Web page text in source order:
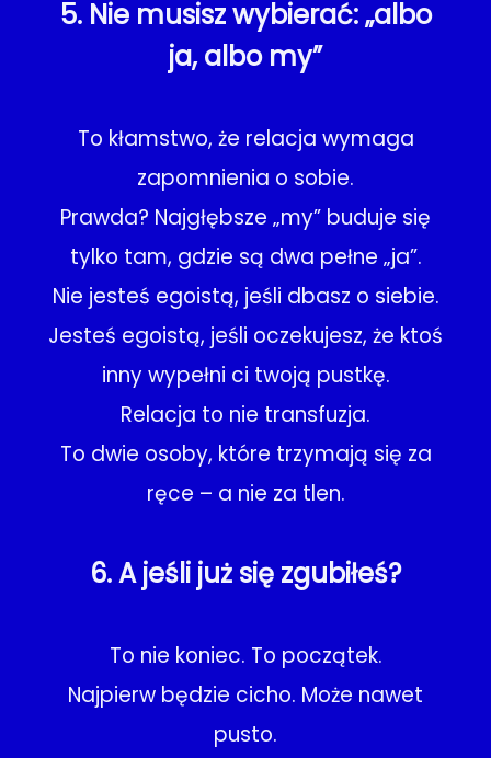
5. Nie musisz wybierać: „albo
ja, albo my”
To kłamstwo, że relacja wymaga
zapomnienia o sobie.
Prawda? Najgłębsze „my” buduje się
tylko tam, gdzie są dwa pełne „ja”.
Nie jesteś egoistą, jeśli dbasz o siebie.
Jesteś egoistą, jeśli oczekujesz, że ktoś
inny wypełni ci twoją pustkę.
Relacja to nie transfuzja.
To dwie osoby, które trzymają się za
ręce – a nie za tlen.
6. A jeśli już się zgubiłeś?
To nie koniec. To początek.
Najpierw będzie cicho. Może nawet
pusto.